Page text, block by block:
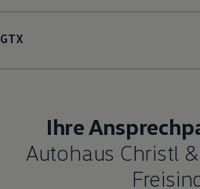
GTX
Ihre
Autohaus Christl